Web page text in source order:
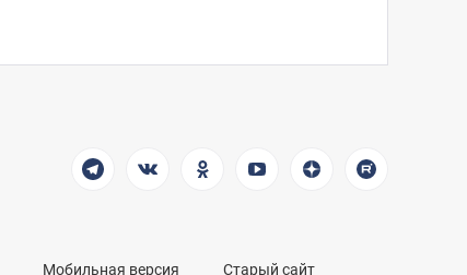
Мобильная версия Старый сайт